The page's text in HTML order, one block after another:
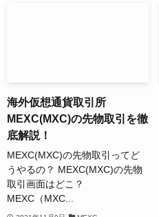
海外仮想通貨取引所
MEXC(MXC)の先物取引を徹
底解説！
MEXC(MXC)の先物取引ってど
うやるの？ MEXC(MXC)の先物
取引画面はどこ？
MEXC（MXC...